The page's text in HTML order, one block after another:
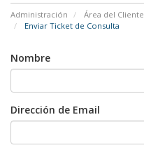
Administración Área del Cliente
Enviar Ticket de Consulta
Nombre
Dirección de Email